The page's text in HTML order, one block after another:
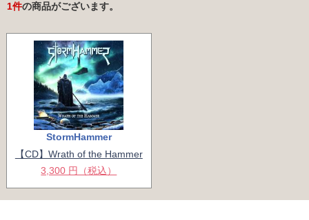
1件の商品がございます。
StormHammer
【CD】Wrath of the Hammer
3,300 円（税込）